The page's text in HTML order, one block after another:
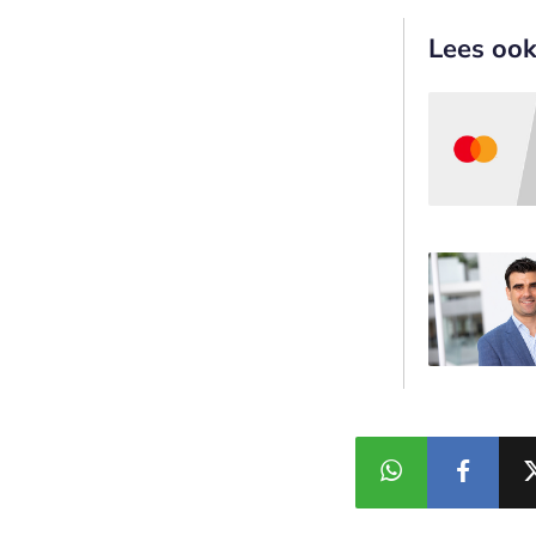
Lees ook